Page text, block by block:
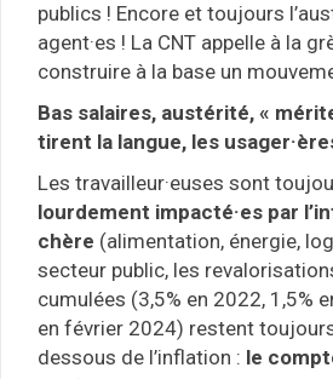
publics ! Encore et toujours
agent·es ! La CNT appelle à la
construire à la base un
Bas salaires, austérité, «
tirent la langue, les
Les travailleur·euses sont
lourdement impacté·es par
chère (alimentation, énergie,
secteur public, les
cumulées (3,5% en 2022, 1,5%
en février 2024) restent
dessous de l’inflation : le